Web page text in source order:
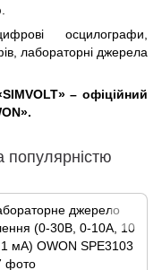
осцилографи,
лабораторні джерела
– офіційний
популярністю